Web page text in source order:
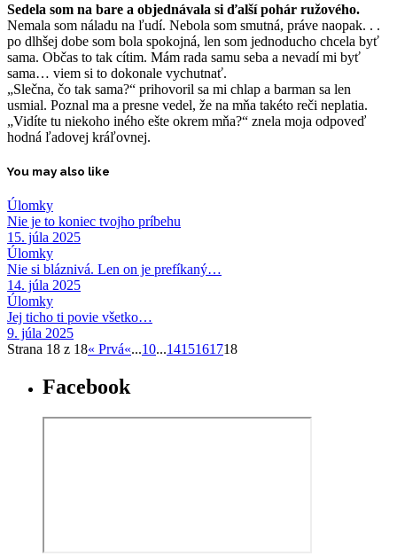
Sedela som na bare a objednávala si ďalší pohár ružového.
Nemala som náladu na ľudí. Nebola som smutná, práve naopak. . .
po dlhšej dobe som bola spokojná, len som jednoducho chcela byť
sama. Občas to tak cítim. Mám rada samu seba a nevadí mi byť
sama… viem si to dokonale vychutnať.
„Slečna, čo tak sama?“ prihovoril sa mi chlap a barman sa len
usmial. Poznal ma a presne vedel, že na mňa takéto reči neplatia.
„Vidíte tu niekoho iného ešte okrem mňa?“ znela moja odpoveď
hodná ľadovej kráľovnej.
You may also like
Úlomky
Nie je to koniec tvojho príbehu
15. júla 2025
Úlomky
Nie si bláznivá. Len on je prefíkaný…
14. júla 2025
Úlomky
Jej ticho ti povie všetko…
9. júla 2025
Strana 18 z 18« Prvá«...10...1415161718
Facebook